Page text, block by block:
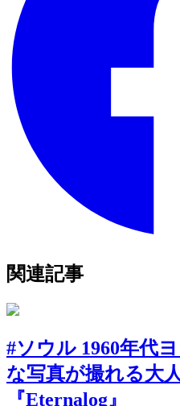
関連記事
#ソウル 1960年代
な写真が撮れる大
『Eternalog』